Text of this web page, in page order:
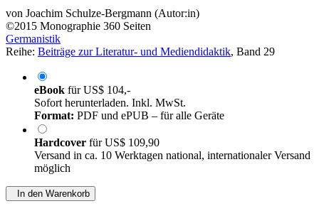
von Joachim Schulze-Bergmann (Autor:in)
©2015 Monographie 360 Seiten
Germanistik
Reihe: Beiträge zur Literatur- und Mediendidaktik, Band 29
eBook fürUS$ 104,-
Sofort herunterladen. Inkl. MwSt.
Format: PDF und ePUB – für alle Geräte
Hardcover fürUS$ 109,90
Versand in ca. 10 Werktagen national, internationaler Versand
möglich
In den Warenkorb